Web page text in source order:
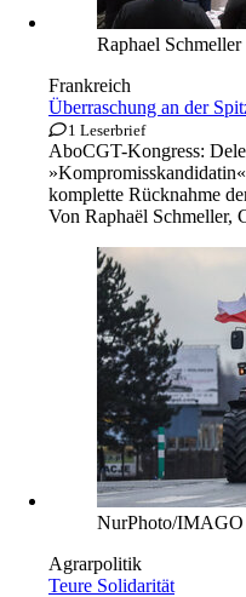
Raphael Schmeller
Frankreich
Überraschung an der
1 Leserbrief
AboCGT-Kongress:
komplette Rücknahme
Von Raphaël Schmeller,
NurPhoto/IMAGO
Agrarpolitik
Teure Solidarität